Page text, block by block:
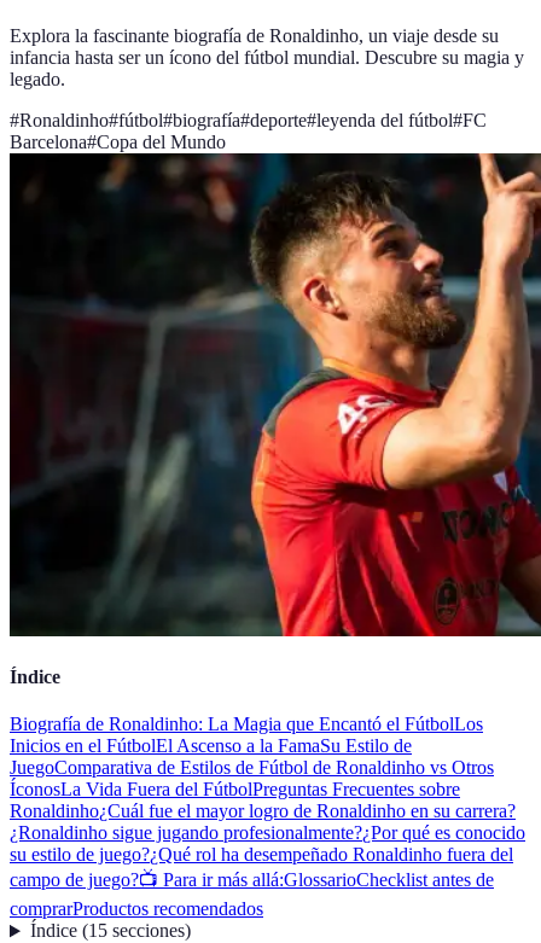
Explora la fascinante biografía de Ronaldinho, un viaje desde su
infancia hasta ser un ícono del fútbol mundial. Descubre su magia y
legado.
#Ronaldinho#fútbol#biografía#deporte#leyenda del fútbol#FC
Barcelona#Copa del Mundo
Índice
Biografía de Ronaldinho: La Magia que Encantó el FútbolLos
Inicios en el FútbolEl Ascenso a la FamaSu Estilo de
JuegoComparativa de Estilos de Fútbol de Ronaldinho vs Otros
ÍconosLa Vida Fuera del FútbolPreguntas Frecuentes sobre
Ronaldinho¿Cuál fue el mayor logro de Ronaldinho en su carrera?
¿Ronaldinho sigue jugando profesionalmente?¿Por qué es conocido
su estilo de juego?¿Qué rol ha desempeñado Ronaldinho fuera del
campo de juego?📺 Para ir más allá:GlossarioChecklist antes de
comprarProductos recomendados
Índice(15 secciones)